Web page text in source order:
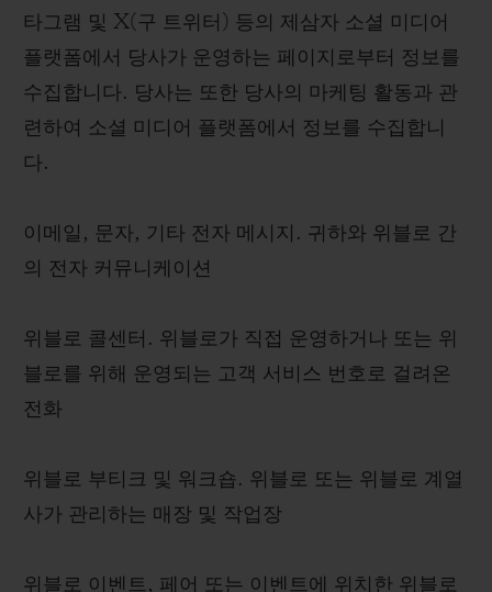
타그램 및 X(구 트위터) 등의 제삼자 소셜 미디어
플랫폼에서 당사가 운영하는 페이지로부터 정보를
수집합니다. 당사는 또한 당사의 마케팅 활동과 관
련하여 소셜 미디어 플랫폼에서 정보를 수집합니
다.
이메일, 문자, 기타 전자 메시지. 귀하와 위블로 간
의 전자 커뮤니케이션
위블로 콜센터. 위블로가 직접 운영하거나 또는 위
블로를 위해 운영되는 고객 서비스 번호로 걸려온
전화
위블로 부티크 및 워크숍. 위블로 또는 위블로 계열
사가 관리하는 매장 및 작업장
위블로 이벤트, 페어 또는 이벤트에 위치한 위블로